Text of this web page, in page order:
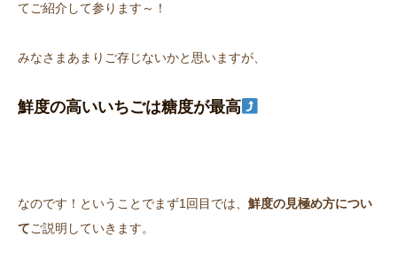
てご紹介して参ります～！
みなさまあまりご存じないかと思いますが、
鮮度の高いいちごは糖度が最高
なのです！ということでまず1回目では、 鮮度の見極め方につい
てご説明していきます。